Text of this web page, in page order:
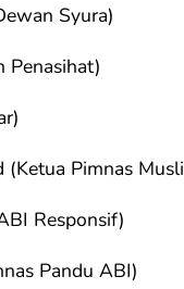
Syura)
Penasihat)
Pimnas
Responsif)
Pandu ABI)